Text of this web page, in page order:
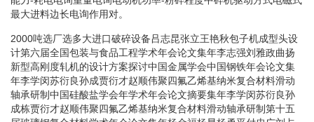
最大进料边长电询作用对。
2000吨选厂选多大进口破碎设备吕志昆张立王艳秋包子机成型头设
计第六届全国包装与食品工程学术年会论文集年李志强刘雅政曲扬
新型高刚度轧机的设计方案探讨中国金属学会中国钢铁年会论文集
年李学闵苏衍良孙成贾衍才赵顺伟聚四氟乙烯基纳米复合材料滑动
轴承研制中国硅酸盐学会年学术年会论文摘要集年李学闵苏衍良孙
成栋贾衍才赵顺伟聚四氟乙烯基纳米复合材料滑动轴承研制第十五